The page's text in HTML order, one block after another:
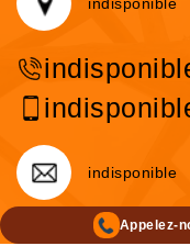
indisponible
indisponible
Appelez-